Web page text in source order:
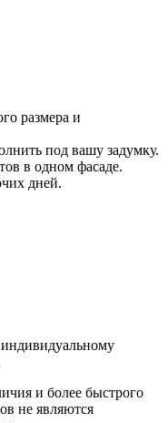
размера и
под вашу задумку.
в одном фасаде.
дней.
и более быстрого
не являются